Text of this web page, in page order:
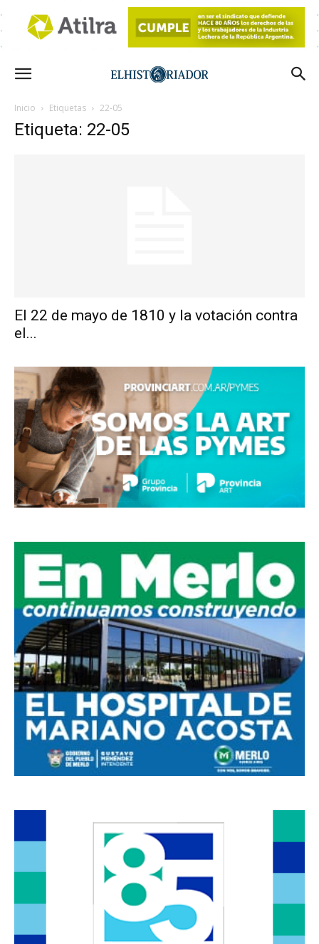
Inicio Etiquetas 22-05
Etiqueta: 22-05
El 22 de mayo de 1810 y la votación contra
el...